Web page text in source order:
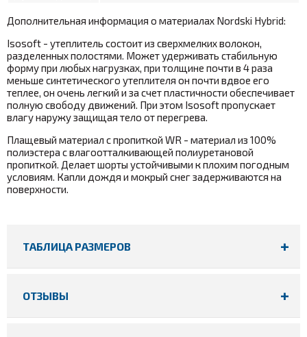
Дополнительная информация о материалах Nordski Hybrid:
Isosoft - утеплитель состоит из сверхмелких волокон,
разделенных полостями. Может удерживать стабильную
форму при любых нагрузках, при толщине почти в 4 раза
меньше синтетического утеплителя он почти вдвое его
теплее, он очень легкий и за счет пластичности обеспечивает
полную свободу движений. При этом Isosoft пропускает
влагу наружу защищая тело от перегрева.
Плащевый материал с пропиткой WR - материал из 100%
полиэстера с влагоотталкивающей полиуретановой
пропиткой. Делает шорты устойчивыми к плохим погодным
условиям. Капли дождя и мокрый снег задерживаются на
поверхности.
ТАБЛИЦА РАЗМЕРОВ
ОТЗЫВЫ